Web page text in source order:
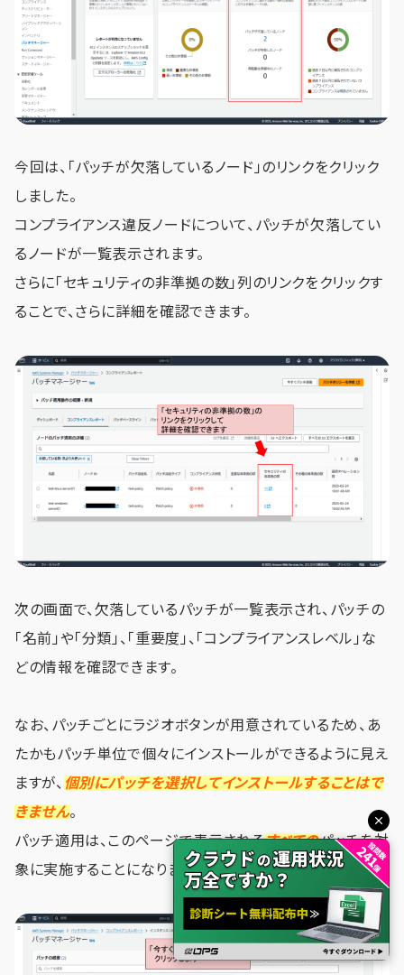
今回は、「パッチが欠落しているノード」のリンクをクリック
しました。
コンプライアンス違反ノードについて、パッチが欠落してい
るノードが一覧表示されます。
さらに「セキュリティの非準拠の数」列のリンクをクリックす
ることで、さらに詳細を確認できます。
次の画面で、欠落しているパッチが一覧表示され、パッチの
「名前」や「分類」、「重要度」、「コンプライアンスレベル」な
どの情報を確認できます。
なお、パッチごとにラジオボタンが用意されているため、あ
たかもパッチ単位で個々にインストールができるように見え
ますが、 個別にパッチを選択してインストールすることはで
きません。
パッチ適用は、このページで表示されるすべてのパッチを対
象に実施することになります。